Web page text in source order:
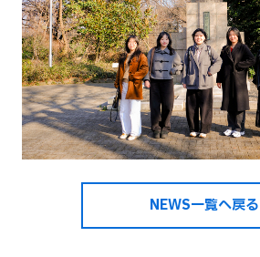
NEWS一覧へ戻る